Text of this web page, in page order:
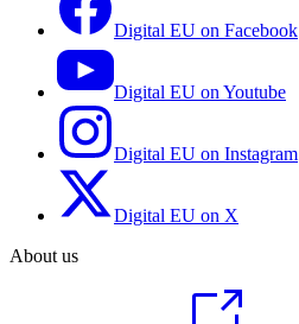
Digital EU on Facebook
Digital EU on Youtube
Digital EU on Instagram
Digital EU on X
About us